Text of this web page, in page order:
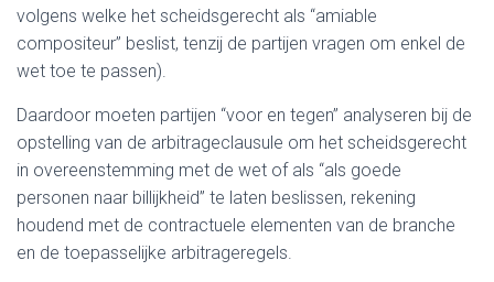
volgens welke het scheidsgerecht als “amiable
compositeur” beslist, tenzij de partijen vragen om enkel de
wet toe te passen).
Daardoor moeten partijen “voor en tegen” analyseren bij de
opstelling van de arbitrageclausule om het scheidsgerecht
in overeenstemming met de wet of als “als goede
personen naar billijkheid” te laten beslissen, rekening
houdend met de contractuele elementen van de branche
en de toepasselijke arbitrageregels.